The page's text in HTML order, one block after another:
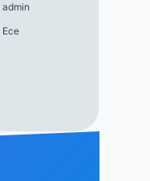
admin
Ece